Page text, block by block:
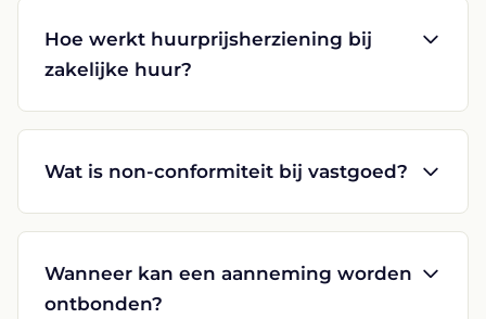
Hoe werkt huurprijsherziening bij
zakelijke huur?
Wat is non-conformiteit bij vastgoed?
Wanneer kan een aanneming worden
ontbonden?